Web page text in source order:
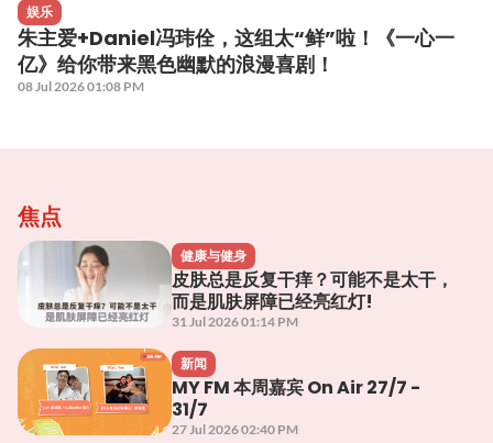
娱乐
朱主爱+Daniel冯玮佺，这组太“鲜”啦！《一心一
亿》给你带来黑色幽默的浪漫喜剧！
08 Jul 2026 01:08 PM
焦点
健康与健身
皮肤总是反复干痒？可能不是太干，
而是肌肤屏障已经亮红灯!
31 Jul 2026 01:14 PM
新闻
MY FM 本周嘉宾 On Air 27/7 -
31/7
27 Jul 2026 02:40 PM